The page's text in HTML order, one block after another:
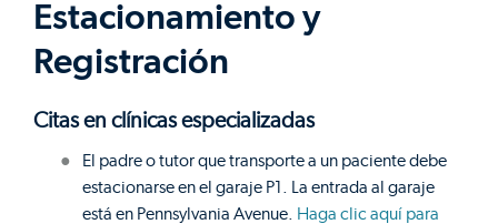
Estacionamiento y
Registración
Citas en clínicas especializadas
El padre o tutor que transporte a un paciente debe
estacionarse en el garaje P1. La entrada al garaje
está en Pennsylvania Avenue.
Haga clic aquí para